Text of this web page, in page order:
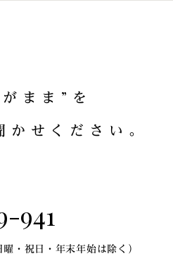
が ま ま ” を
か せ く だ さ い 。
941
・祝日・年末年始は除く）